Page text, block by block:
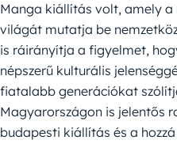
Manga kiállítás volt, amely
világát mutatja be
is ráirányítja a figyelmet,
népszerű kulturális
fiatalabb generációkat
Magyarországon is jelentős
budapesti kiállítás és a